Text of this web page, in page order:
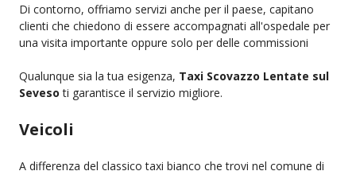
Di contorno, offriamo servizi anche per il paese, capitano
clienti che chiedono di essere accompagnati all'ospedale per
una visita importante oppure solo per delle commissioni
Qualunque sia la tua esigenza, Taxi Scovazzo Lentate sul
Seveso ti garantisce il servizio migliore.
Veicoli
A differenza del classico taxi bianco che trovi nel comune di